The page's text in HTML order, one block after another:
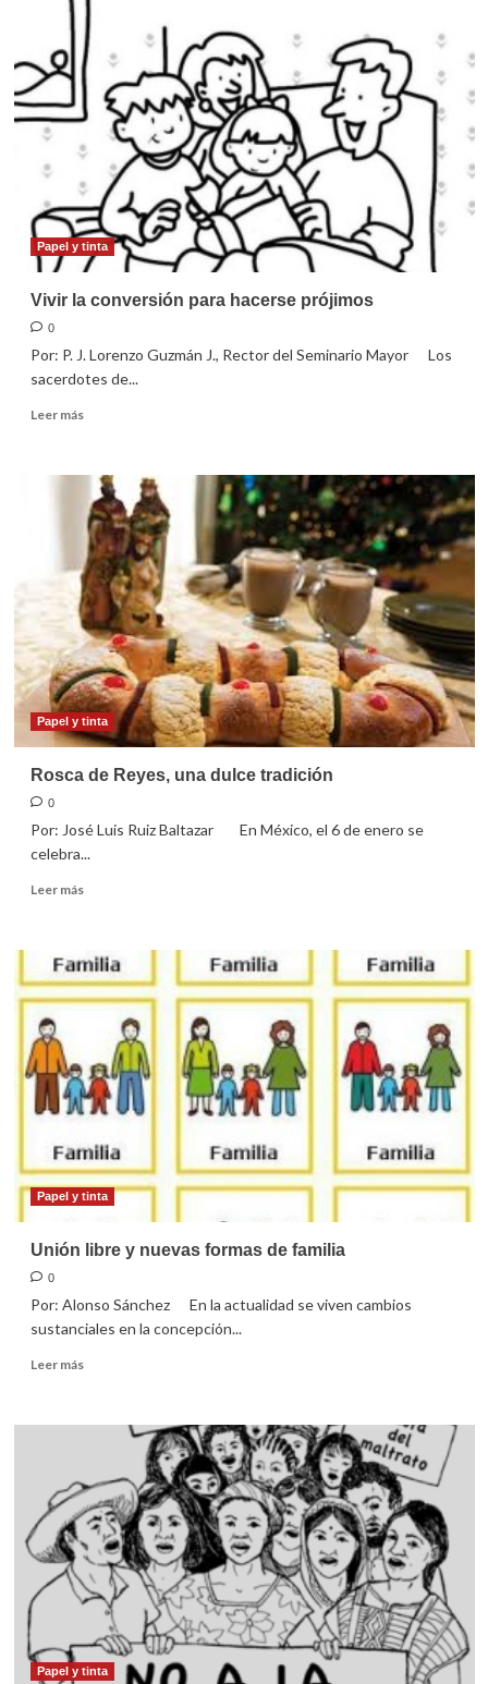
caminar
de
un
hombre
generoso
Papel y tinta
Vivir la conversión para hacerse prójimos
0
Por: P. J. Lorenzo Guzmán J., Rector del Seminario Mayor Los
sacerdotes de...
Leer másLeer
Vivir
conversión
para
hacerse
prójimos
Papel y tinta
Rosca de Reyes, una dulce tradición
0
Por: José Luis Ruiz Baltazar En México, el 6 de enero se
celebra...
Leer másLeer
de
Reyes,
una
tradición
Papel y tinta
Unión libre y nuevas formas de familia
0
Por: Alonso Sánchez En la actualidad se viven cambios
sustanciales en la concepción...
Leer másLeer
Unión
nuevas
formas
de
familia
Papel y tinta